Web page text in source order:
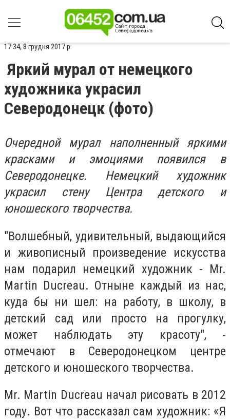
17:34, 8 грудня 2017 р.
Яркий мурал от немецкого
художника украсил
Северодонецк (фото)
Очередной мурал наполненный яркими
красками и эмоциями появился в
Северодонецке. Немецкий художник
украсил стену Центра детского и
юношеского творчества.
"Волшебный, удивительный, выдающийся
и живописный произведение искусства
нам подарил немецкий художник - Mr.
Martin Ducreau. Отныне каждый из нас,
куда бы ни шел: на работу, в школу, в
детский сад или просто на прогулку,
может наблюдать эту красоту", -
отмечают в Северодонецком центре
детского и юношеского творчества.
Mr. Martin Ducreau начал рисовать в 2012
году. Вот что рассказал сам художник: «Я